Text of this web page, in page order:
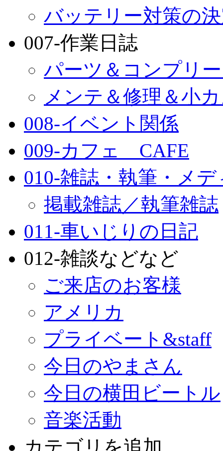
バッテリー対策の
007-作業日誌
パーツ＆コンプリ
メンテ＆修理＆小
008-イベント関係
009-カフェ CAFE
010-雑誌・執筆・メ
掲載雑誌／執筆雑誌
011-車いじりの日記
012-雑談などなど
ご来店のお客様
アメリカ
プライベート&staff
今日のやまさん
今日の横田ビートル
音楽活動
カテゴリを追加